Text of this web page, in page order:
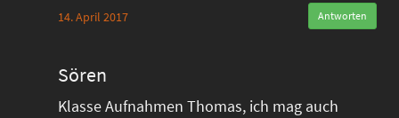
14. April 2017 Antworten
Sören
Klasse Aufnahmen Thomas, ich mag auch